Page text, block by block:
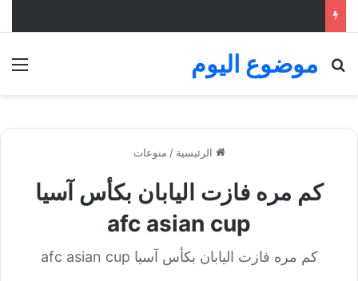
موضوع اليوم
بحث عن
الرئيسية / منوعات
كم مره فازت اليابان بكأس آسيا
afc asian cup
كم مره فازت اليابان بكأس آسيا afc asian cup